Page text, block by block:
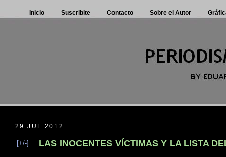
Inicio Suscribite Contacto Sobre el Autor
29 JUL 2012
[+/-] LAS INOCENTES VÍCTIMAS Y LA LISTA